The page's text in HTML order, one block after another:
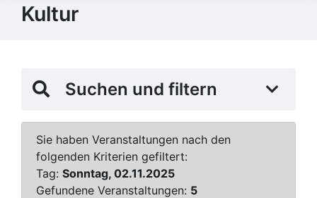
Kultur
Suchen und filtern
Sie haben Veranstaltungen nach den
folgenden Kriterien gefiltert:
Tag: Sonntag, 02.11.2025
Gefundene Veranstaltungen: 5